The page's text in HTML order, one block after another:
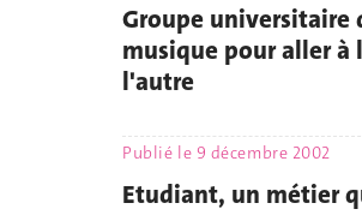
Groupe universitaire
musique pour aller à
l'autre
Publié le 9 décembre 2002
Etudiant, un métier